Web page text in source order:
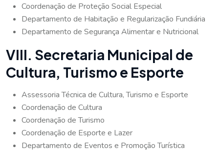
Coordenação de Proteção Social Especial
Departamento de Habitação e Regularização Fundiária
Departamento de Segurança Alimentar e Nutricional
VIII. Secretaria Municipal de
Cultura, Turismo e Esporte
Assessoria Técnica de Cultura, Turismo e Esporte
Coordenação de Cultura
Coordenação de Turismo
Coordenação de Esporte e Lazer
Departamento de Eventos e Promoção Turística